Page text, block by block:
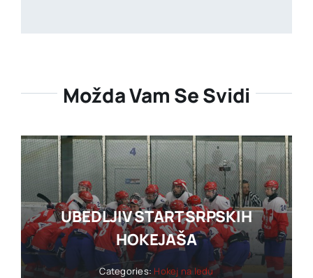
Možda Vam Se Svidi
UBEDLJIV START SRPSKIH
HOKEJAŠA
Categories:Hokej na ledu